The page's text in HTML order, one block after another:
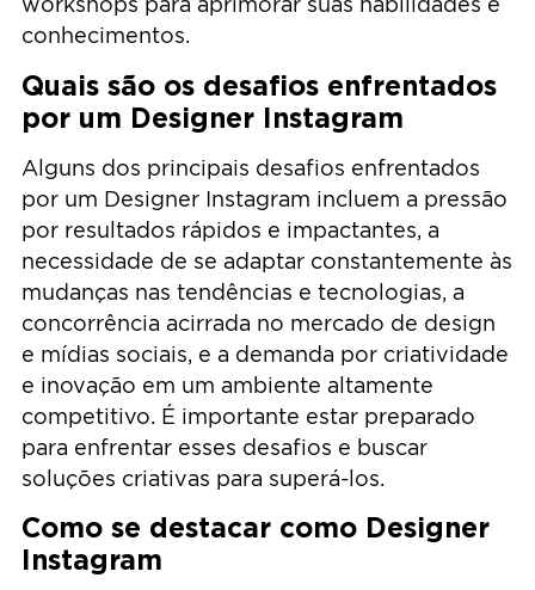
conhecimentos.
Quais são os desafios enfrentados
por um Designer Instagram
Alguns dos principais desafios enfrentados
por um Designer Instagram incluem a pressão
por resultados rápidos e impactantes, a
necessidade de se adaptar constantemente às
mudanças nas tendências e tecnologias, a
concorrência acirrada no mercado de design
e mídias sociais, e a demanda por criatividade
e inovação em um ambiente altamente
competitivo. É importante estar preparado
para enfrentar esses desafios e buscar
soluções criativas para superá-los.
Como se destacar como Designer
Instagram